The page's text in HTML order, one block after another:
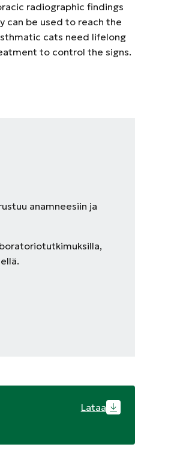
radiographic findings
can be used to reach the
cats need lifelong
to control the signs.
anamneesiin ja
Lataa